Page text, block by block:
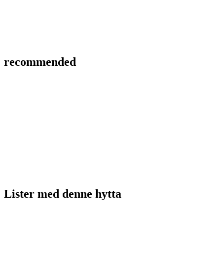
recommended
Lister med denne hytta